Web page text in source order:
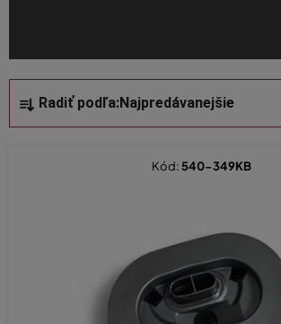
a
d
Radiť podľa:Najpredávanejšie
v
Kód: 540-349KB